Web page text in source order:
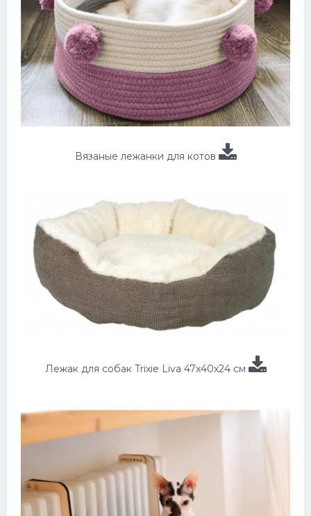
Вязаные лежанки для котов
Лежак для собак Trixie Liva 47х40х24 см